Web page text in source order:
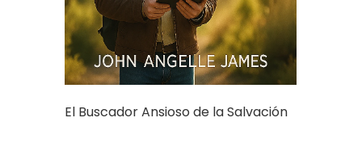
El Buscador Ansioso de la Salvación